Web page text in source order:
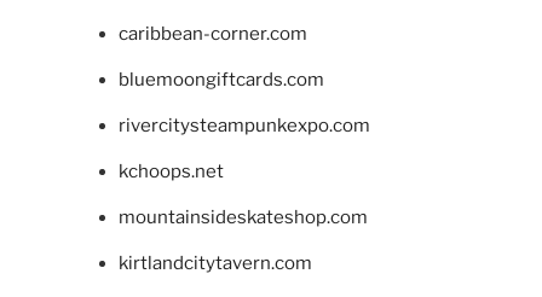
caribbean-corner.com
bluemoongiftcards.com
rivercitysteampunkexpo.com
kchoops.net
mountainsideskateshop.com
kirtlandcitytavern.com